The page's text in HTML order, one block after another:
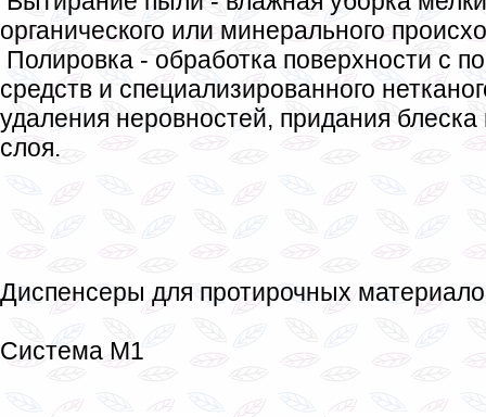
органического или минерального
Полировка - обработка поверхности с
средств и специализированного
удаления неровностей, придания
слоя.
Диспенсеры для протирочных
Система M1